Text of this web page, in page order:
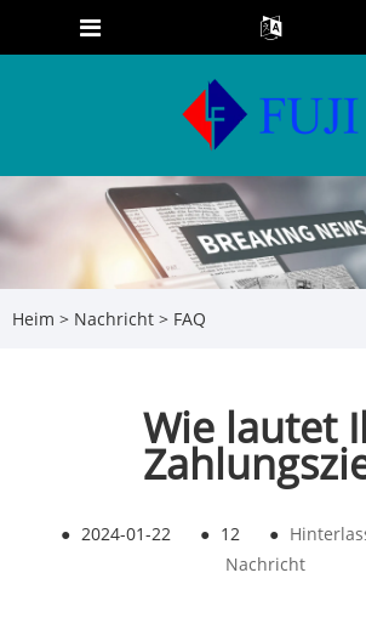
Heim > Nachricht > FAQ
Wie lautet
● 2024-01-22 ● 12 ●
Nachricht